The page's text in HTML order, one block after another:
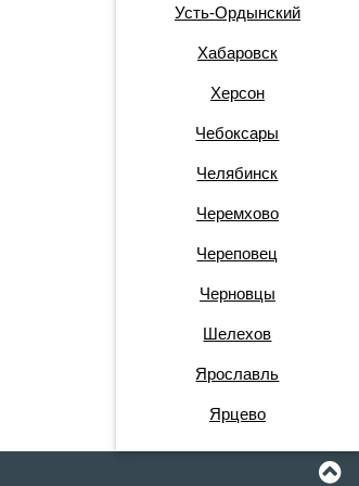
Усть-Ордынский
Хабаровск
Херсон
Чебоксары
Челябинск
Черемхово
Череповец
Черновцы
Шелехов
Ярославль
Ярцево